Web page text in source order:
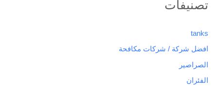
تصنيفات
tanks
افضل شركة / شركات مكافحة
الصراصير
الفئران